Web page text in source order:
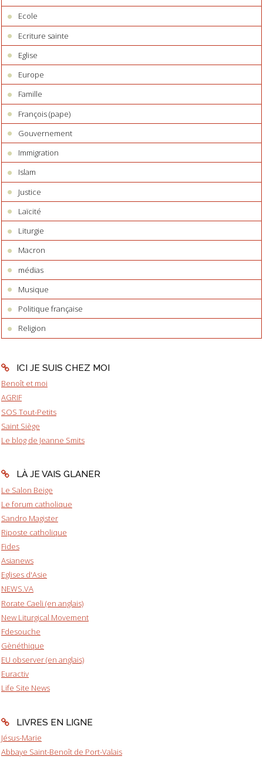
Ecole
Ecriture sainte
Eglise
Europe
Famille
François (pape)
Gouvernement
Immigration
Islam
Justice
Laïcité
Liturgie
Macron
médias
Musique
Politique française
Religion
ICI JE SUIS CHEZ MOI
Benoît et moi
AGRIF
SOS Tout-Petits
Saint Siège
Le blog de Jeanne Smits
LÀ JE VAIS GLANER
Le Salon Beige
Le forum catholique
Sandro Magister
Riposte catholique
Fides
Asianews
Eglises d'Asie
NEWS.VA
Rorate Caeli (en anglais)
New Liturgical Movement
Fdesouche
Gènéthique
EU observer (en anglais)
Euractiv
Life Site News
LIVRES EN LIGNE
Jésus-Marie
Abbaye Saint-Benoît de Port-Valais